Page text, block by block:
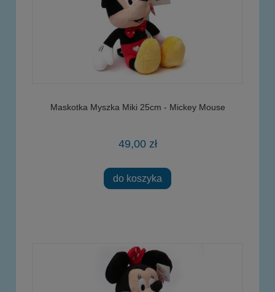
Maskotka Myszka Miki 25cm - Mickey Mouse
49,00 zł
do koszyka